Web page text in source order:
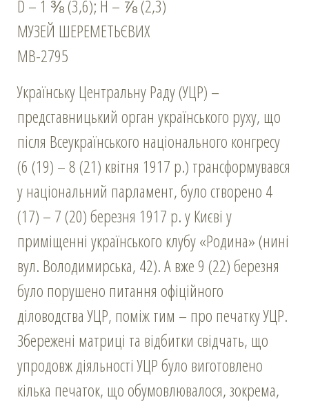
D – 1 ⅜ (3,6); H – ⅞ (2,3)
МУЗЕЙ ШЕРЕМЕТЬЄВИХ
МВ-2795
Українську Центральну Раду (УЦР) –
представницький орган українського руху, що
після Всеукраїнського національного конгресу
(6 (19) – 8 (21) квітня 1917 р.) трансформувався
у національний парламент, було створено 4
(17) – 7 (20) березня 1917 р. у Києві у
приміщенні українського клубу «Родина» (нині
вул. Володимирська, 42). А вже 9 (22) березня
було порушено питання офіційного
діловодства УЦР, поміж тим – про печатку УЦР.
Збережені матриці та відбитки свідчать, що
упродовж діяльності УЦР було виготовлено
кілька печаток, що обумовлювалося, зокрема,